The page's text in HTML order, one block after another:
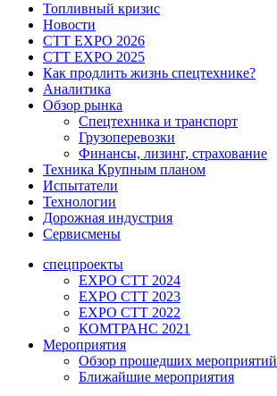
Топливный кризис
Новости
CTT EXPO 2026
CTT EXPO 2025
Как продлить жизнь спецтехнике?
Аналитика
Обзор рынка
Спецтехника и транспорт
Грузоперевозки
Финансы, лизинг, страхование
Техника Крупным планом
Испытатели
Технологии
Дорожная индустрия
Сервисмены
спецпроекты
EXPO CTT 2024
EXPO CTT 2023
EXPO CTT 2022
КОМТРАНС 2021
Мероприятия
Обзор прошедших мероприятий
Ближайшие мероприятия